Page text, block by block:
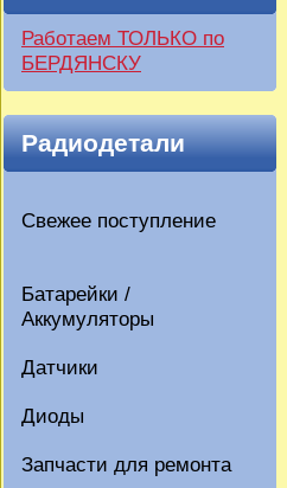
Работаем ТОЛЬКО по
БЕРДЯНСКУ
Радиодетали
Свежее поступление
Батарейки /
Аккумуляторы
Датчики
Диоды
Запчасти для ремонта